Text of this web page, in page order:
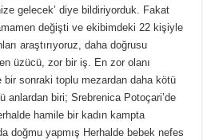
gelecek’ diye bildiriyorduk. Fakat
değişti ve ekibimdeki 22 kişiyle
araştırıyoruz, daha doğrusu
üzücü, zor bir iş. En zor olanı
bir sonraki toplu mezardan daha kötü
anlardan biri; Srebrenica Potoçari’de
hamile bir kadın kampta
doğmu yapmış Herhalde bebek nefes